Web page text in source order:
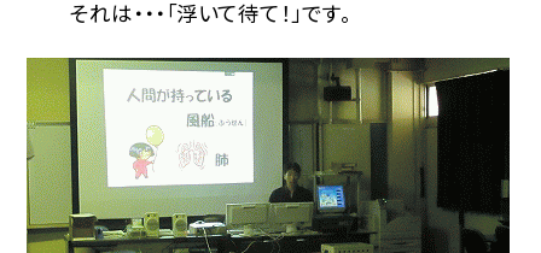
それは・・・「浮いて待て！」です。